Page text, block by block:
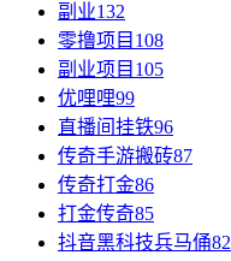
副业132
零撸项目 108
副业项目 105
优哩哩99
直播间挂铁96
传奇手游搬砖87
传奇打金86
打金传奇85
抖音黑科技兵马俑82